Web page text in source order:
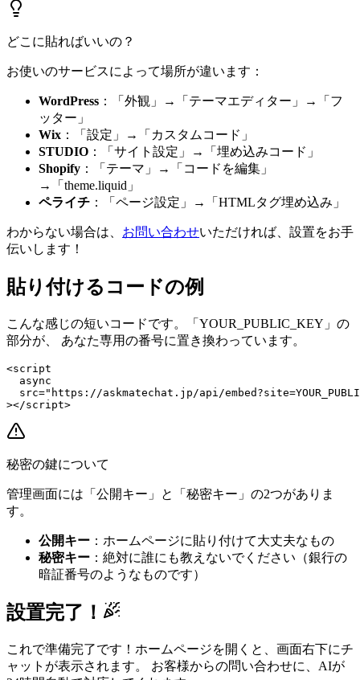
どこに貼ればいいの？
お使いのサービスによって場所が違います：
WordPress ：「外観」→「テーマエディター」→「フ
ッター」
Wix ：「設定」→「カスタムコード」
STUDIO ：「サイト設定」→「埋め込みコード」
Shopify ：「テーマ」→「コードを編集」
→「theme.liquid」
ペライチ ：「ページ設定」→「HTMLタグ埋め込み」
わからない場合は、 お問い合わせいただければ、設置をお手
伝いします！
貼り付けるコードの例
こんな感じの短いコードです。「YOUR_PUBLIC_KEY」の
部分が、 あなた専用の番号に置き換わっています。
<script
  async
src="https://askmatechat.jp/api/
></script>
秘密の鍵について
管理画面には「公開キー」と「秘密キー」の2つがありま
す。
公開キー ：ホームページに貼り付けて大丈夫なもの
秘密キー ：絶対に誰にも教えないでください（銀行の
暗証番号のようなものです）
設置完了！
これで準備完了です！ホームページを開くと、画面右下にチ
ャットが表示されます。 お客様からの問い合わせに、AIが